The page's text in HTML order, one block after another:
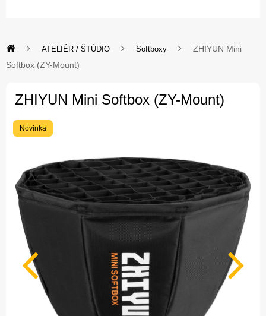
ATELIÉR / ŠTÚDIO Softboxy
ZHIYUN Mini
Softbox (ZY-Mount)
ZHIYUN Mini Softbox (ZY-Mount)
Novinka